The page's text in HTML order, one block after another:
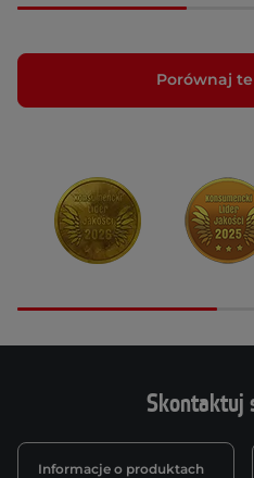
Porównaj
Skontaktuj
Informacje o produktach